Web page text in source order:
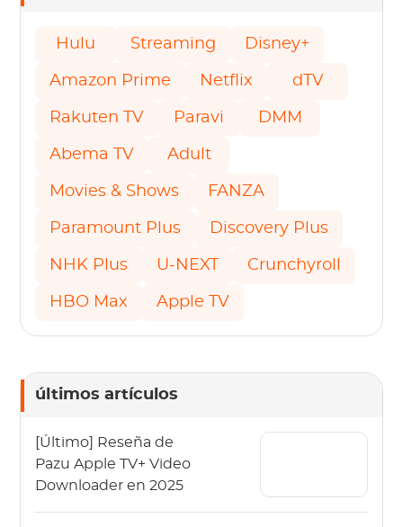
Hulu Streaming Disney+
Amazon Prime Netflix dTV
Rakuten TV Paravi DMM
Abema TV Adult
Movies & Shows FANZA
Paramount Plus Discovery Plus
NHK Plus U-NEXT Crunchyroll
HBO Max Apple TV
últimos artículos
[Último] Reseña de
Pazu Apple TV+ Video
Downloader en 2025